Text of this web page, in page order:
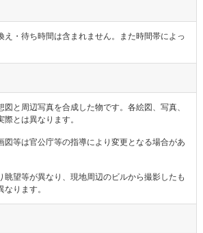
え・待ち時間は含まれません。また時間帯によっ
図と周辺写真を合成した物です。各絵図、写真、
とは異なります。
図等は官公庁等の指導により変更となる場合があ
眺望等が異なり、現地周辺のビルから撮影したも
ります。